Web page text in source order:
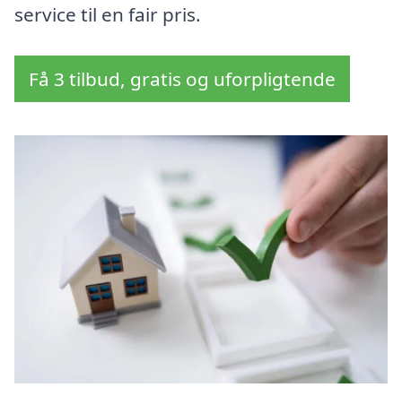
service til en fair pris.
Få 3 tilbud, gratis og uforpligtende